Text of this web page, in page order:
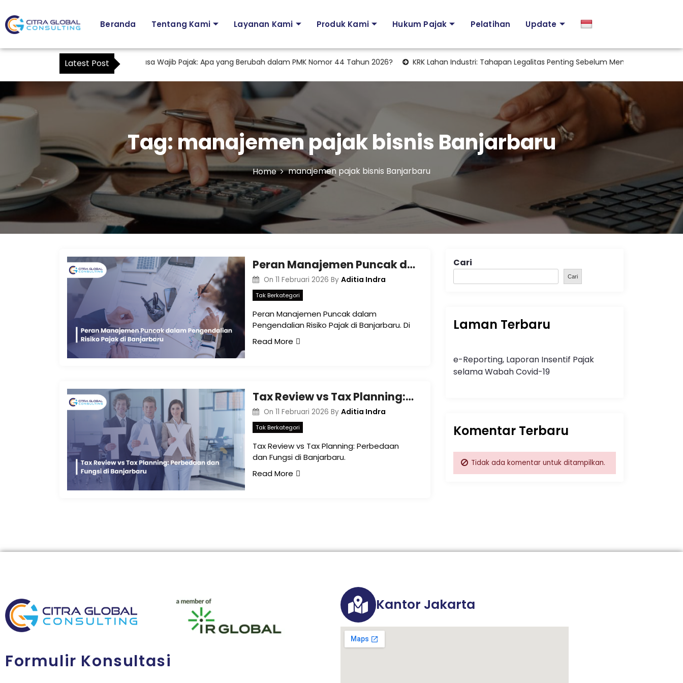
Beranda Tentang Kami Layanan Kami Produk Kami Hukum Pajak Pelatihan Update
Latest Post
Karyawan sebagai Kuasa Wajib Pajak: Apa yang Berubah dalam PMK Nomor 44 Tahun 2026? KRK Lahan Industri: Tahapan Legalitas Penting Sebelum Memulai Aktivitas Industri
Tag: manajemen pajak bisnis Banjarbaru
Home manajemen pajak bisnis Banjarbaru
Peran Manajemen Puncak dalam Pengendalian Risiko Pajak di Banjarbaru
On 11 Februari 2026 By Aditia Indra
Tak Berkategori
Peran Manajemen Puncak dalam
Pengendalian Risiko Pajak di Banjarbaru. Di
Read More
Tax Review vs Tax Planning: Perbedaan dan Fungsi di Banjarbaru
On 11 Februari 2026 By Aditia Indra
Tak Berkategori
Tax Review vs Tax Planning: Perbedaan
dan Fungsi di Banjarbaru.
Read More
Cari
Cari
Laman Terbaru
e-Reporting, Laporan Insentif Pajak
selama Wabah Covid-19
Komentar Terbaru
Tidak ada komentar untuk ditampilkan.
Formulir Konsultasi
Kantor Jakarta